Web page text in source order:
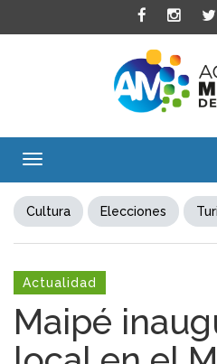
Toggle
Cultura Elecciones
Actualidad
Maipé